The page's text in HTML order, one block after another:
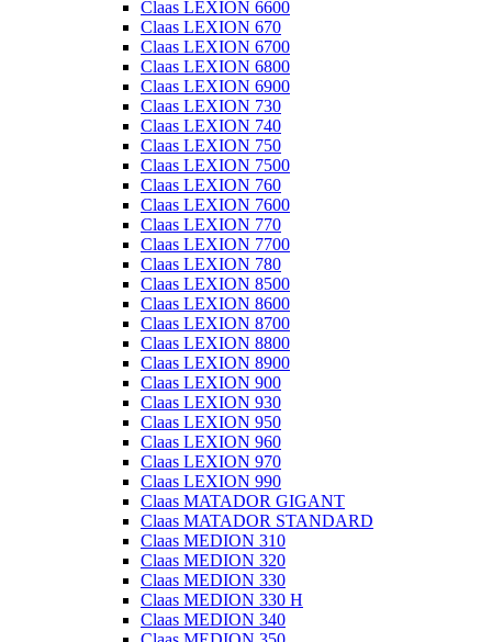
Claas LEXION 6600
Claas LEXION 670
Claas LEXION 6700
Claas LEXION 6800
Claas LEXION 6900
Claas LEXION 730
Claas LEXION 740
Claas LEXION 750
Claas LEXION 7500
Claas LEXION 760
Claas LEXION 7600
Claas LEXION 770
Claas LEXION 7700
Claas LEXION 780
Claas LEXION 8500
Claas LEXION 8600
Claas LEXION 8700
Claas LEXION 8800
Claas LEXION 8900
Claas LEXION 900
Claas LEXION 930
Claas LEXION 950
Claas LEXION 960
Claas LEXION 970
Claas LEXION 990
Claas MATADOR GIGANT
Claas MATADOR STANDARD
Claas MEDION 310
Claas MEDION 320
Claas MEDION 330
Claas MEDION 330 H
Claas MEDION 340